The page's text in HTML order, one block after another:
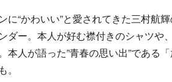
に“かわいい”と愛されてきた三村航
ダー。本人が好む襟付きのシャツや
本人が語った”青春の思い出”である